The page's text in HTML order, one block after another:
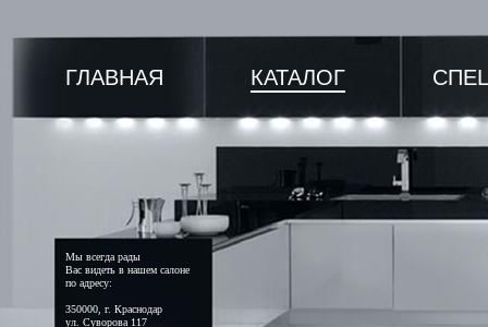
Мы всегда рады
Вас видеть в нашем салоне
по адресу:
350000, г. Краснодар
ул. Суворова 117
ГЛАВНАЯ КАТАЛОГ